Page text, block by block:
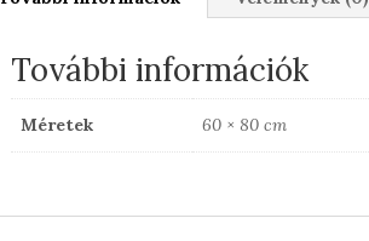
További információk
Méretek 60 × 80 cm